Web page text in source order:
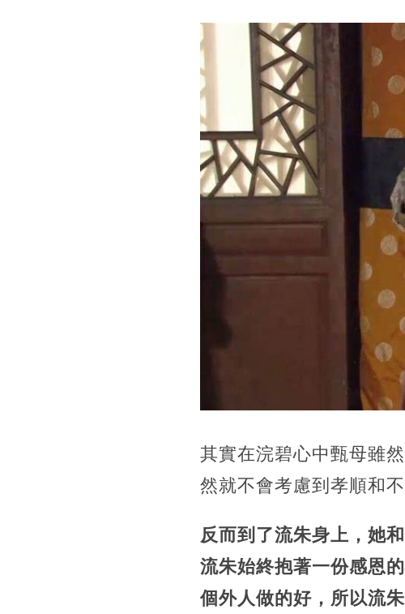
其實在浣碧心中甄母雖
然就不會考慮到孝順和不
反而到了流朱身上，她
流朱始終抱著一份感恩
個外人做的好，所以流